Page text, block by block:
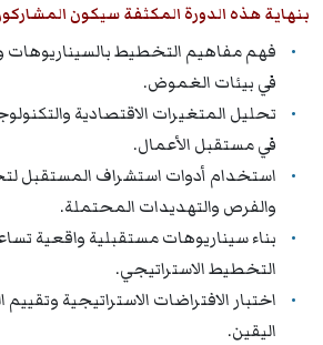
بنهاية هذه الدورة المكثفة سيكون
فهم مفاهيم التخطيط بالسيناريوهات
في بيئات الغموض.
تحليل المتغيرات الاقتصادية
في مستقبل الأعمال.
استخدام أدوات استشراف المستقبل
والفرص والتهديدات المحتملة.
بناء سيناريوهات مستقبلية واقعية
التخطيط الاستراتيجي.
اختبار الافتراضات الاستراتيجية
اليقين.